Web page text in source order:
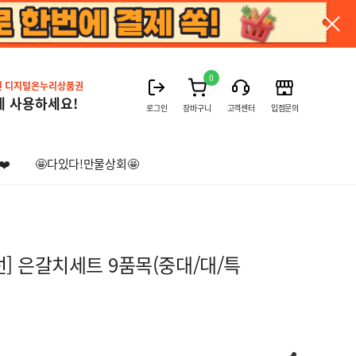
디지털온누리상품권
사용하세요! 로그인
0
장바구니 고객센터 입점문의
🤩다있다!만물상회🤩
] 은갈치세트 9품목(중대/대/특